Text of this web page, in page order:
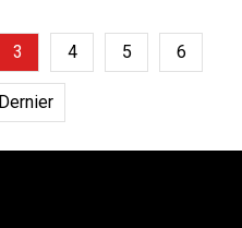
3 4 5 6
Dernier